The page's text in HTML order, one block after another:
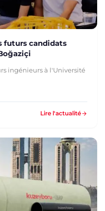
futurs candidats
ingénieurs à l'Université
Lire l'actualité